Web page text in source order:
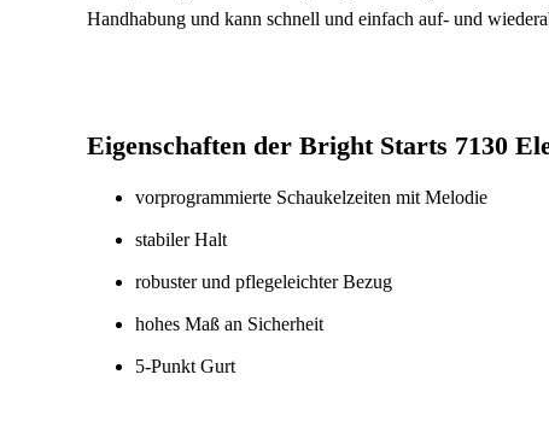
Handhabung und kann schnell und einfach auf- und
Eigenschaften der Bright Starts 7130
vorprogrammierte Schaukelzeiten mit Melodie
stabiler Halt
robuster und pflegeleichter Bezug
hohes Maß an Sicherheit
5-Punkt Gurt